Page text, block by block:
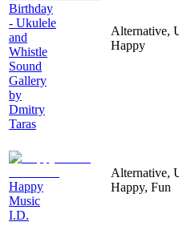
Birthday
- Ukulele
and
Whistle
Sound
Gallery
by
Dmitry
Taras
Alternative,
Happy
Happy
Music
I.D.
Alternative,
Happy, Fun